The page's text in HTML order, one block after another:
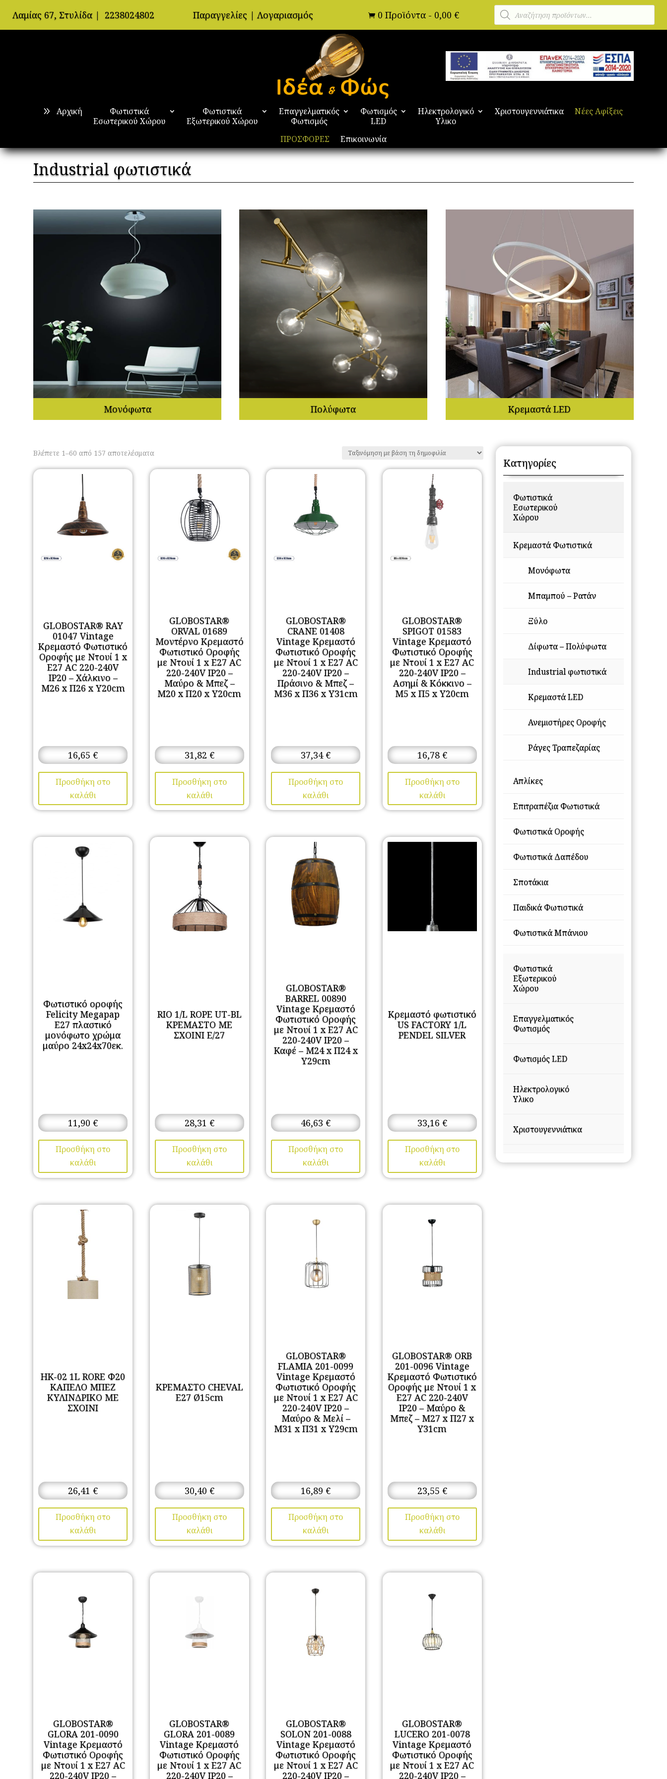
Λαμίας 67, Στυλίδα | 2238024802 Παραγγελίες |Λογαριασμός  0 Προϊόντα - 0,00€ Αναζήτηση
προϊόντων
Αρχική
Φωτιστικά
Εσωτερικού Χώρου
Φωτιστικά
Εξωτερικού Χώρου
Επαγγελματικός
Φωτισμός
Φωτισμός
LED
Ηλεκτρολογικό
Υλικο
Χριστουγεννιάτικα Νέες Αφίξεις
ΠΡΟΣΦΟΡΕΣ Επικοινωνία
Industrial φωτιστικά
Μονόφωτα Πολύφωτα Κρεμαστά LED
Βλέπετε 1–60 από 157 αποτελέσματα
by
GLOBOSTAR® RAY
01047 Vintage
Κρεμαστό Φωτιστικό
Οροφής με Ντουί 1 x
E27 AC 220-240V
IP20 – Χάλκινο –
Μ26 x Π26 x Υ20cm
16,65€
Προσθήκη στο
καλάθι
GLOBOSTAR®
ORVAL 01689
Μοντέρνο Κρεμαστό
Φωτιστικό Οροφής
με Ντουί 1 x E27 AC
220-240V IP20 –
Μαύρο & Μπεζ –
Μ20 x Π20 x Υ20cm
31,82 €
Προσθήκη στο
καλάθι
GLOBOSTAR®
CRANE 01408
Vintage Κρεμαστό
Φωτιστικό Οροφής
με Ντουί 1 x E27 AC
220-240V IP20 –
Πράσινο & Μπεζ –
Μ36 x Π36 x Y31cm
37,34€
Προσθήκη στο
καλάθι
GLOBOSTAR®
SPIGOT 01583
Vintage Κρεμαστό
Φωτιστικό Οροφής
με Ντουί 1 x E27 AC
220-240V IP20 –
Ασημί & Κόκκινο –
Μ5 x Π5 x Y20cm
16,78 €
Προσθήκη στο
καλάθι
Φωτιστικό οροφής
Felicity Megapap
E27 πλαστικό
μονόφωτο χρώμα
μαύρο 24x24x70εκ.
11,90€
Προσθήκη στο
καλάθι
RIO 1/L ROPE UT-BL
ΚΡΕΜΑΣΤΟ ΜΕ
ΣΧΟΙΝΙ Ε/27
28,31 €
Προσθήκη στο
καλάθι
GLOBOSTAR®
BARREL 00890
Vintage Κρεμαστό
Φωτιστικό Οροφής
με Ντουί 1 x E27 AC
220-240V IP20 –
Kαφέ – Μ24 x Π24 x
Υ29cm
46,63€
Προσθήκη στο
καλάθι
Κρεμαστό φωτιστικό
US FACTORY 1/L
PENDEL SILVER
33,16 €
Προσθήκη στο
καλάθι
HK-02 1L RORE Φ20
ΚΑΠΕΛΟ ΜΠΕΖ
ΚΥΛΙΝΔΡΙΚΟ ΜΕ
ΣΧΟΙΝΙ
26,41€
Προσθήκη στο
καλάθι
ΚΡΕΜΑΣΤΟ CHEVAL
Ε27 Ø15cm
30,40 €
Προσθήκη στο
καλάθι
GLOBOSTAR®
FLAMIA 201-0099
Vintage Κρεμαστό
Φωτιστικό Οροφής
με Ντουί 1 x E27 AC
220-240V IP20 –
Μαύρο & Μελί –
Μ31 x Π31 x Υ29cm
16,89€
Προσθήκη στο
καλάθι
GLOBOSTAR® ORB
201-0096 Vintage
Κρεμαστό Φωτιστικό
Οροφής με Ντουί 1 x
E27 AC 220-240V
IP20 – Μαύρο &
Μπεζ – Μ27 x Π27 x
Υ31cm
23,55 €
Προσθήκη στο
καλάθι
GLOBOSTAR®
GLORA 201-0090
Vintage Κρεμαστό
Φωτιστικό Οροφής
με Ντουί 1 x E27 AC
220-240V IP20 –
GLOBOSTAR®
GLORA 201-0089
Vintage Κρεμαστό
Φωτιστικό Οροφής
με Ντουί 1 x E27 AC
220-240V IP20 –
GLOBOSTAR®
SOLON 201-0088
Vintage Κρεμαστό
Φωτιστικό Οροφής
με Ντουί 1 x E27 AC
220-240V IP20 –
GLOBOSTAR®
LUCERO 201-0078
Vintage Κρεμαστό
Φωτιστικό Οροφής
με Ντουί 1 x E27 AC
220-240V IP20 –
Κατηγορίες
Φωτιστικά
Εσωτερικού
Χώρου
Κρεμαστά Φωτιστικά
Μονόφωτα
Μπαμπού – Ρατάν
Ξύλο
Δίφωτα – Πολύφωτα
Industrial φωτιστικά
Κρεμαστά LED
Ανεμιστήρες Οροφής
Ράγες Τραπεζαρίας
Απλίκες
Επιτραπέζια Φωτιστικά
Φωτιστικά Οροφής
Φωτιστικά Δαπέδου
Σποτάκια
Παιδικά Φωτιστικά
Φωτιστικά Μπάνιου
Φωτιστικά
Εξωτερικού
Χώρου
Επαγγελματικός
Φωτισμός
Φωτισμός LED
Ηλεκτρολογικό
Υλικο
Χριστουγεννιάτικα